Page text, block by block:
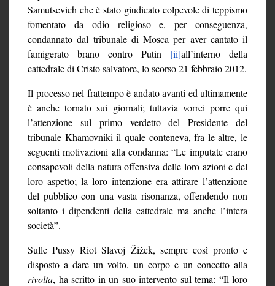
Samutsevich che è stato giudicato colpevole di teppismo
fomentato da odio religioso e, per conseguenza,
condannato dal tribunale di Mosca per aver cantato il
famigerato brano contro Putin [ii]all’interno della
cattedrale di Cristo salvatore, lo scorso 21 febbraio 2012.
Il processo nel frattempo è andato avanti ed ultimamente
è anche tornato sui giornali; tuttavia vorrei porre qui
l’attenzione sul primo verdetto del Presidente del
tribunale Khamovniki il quale conteneva, fra le altre, le
seguenti motivazioni alla condanna: “Le imputate erano
consapevoli della natura offensiva delle loro azioni e del
loro aspetto; la loro intenzione era attirare l’attenzione
del pubblico con una vasta risonanza, offendendo non
soltanto i dipendenti della cattedrale ma anche l’intera
società”.
Sulle Pussy Riot Slavoj Žižek, sempre così pronto e
disposto a dare un volto, un corpo e un concetto alla
rivolta, ha scritto in un suo intervento sul tema: “Il loro